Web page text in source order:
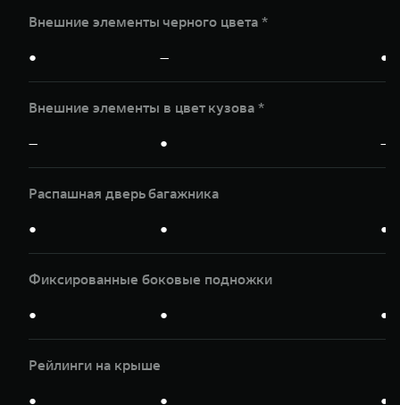
Внешние элементы черного цвета *
● — ●
Внешние элементы в цвет кузова *
— ● —
Распашная дверь багажника
● ● ●
Фиксированные боковые подножки
● ● ●
Рейлинги на крыше
● ● ●